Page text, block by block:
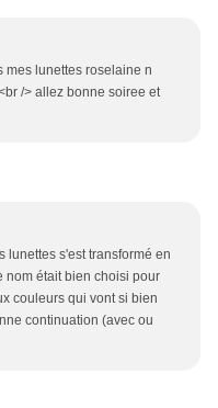
mes lunettes roselaine n
/> allez bonne soiree et
lunettes s'est transformé en
nom était bien choisi pour
couleurs qui vont si bien
continuation (avec ou